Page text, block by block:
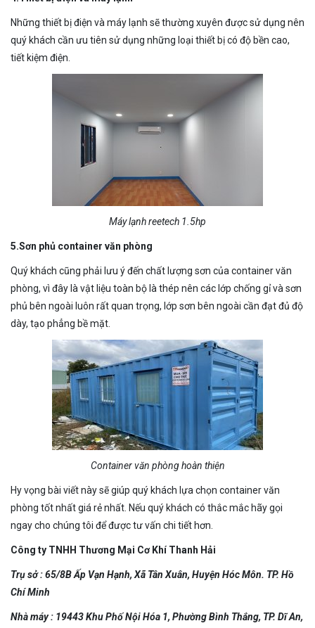
Những thiết bị điện và máy lạnh sẽ thường xuyên được sử dụng nên
quý khách cần ưu tiên sử dụng những loại thiết bị có độ bền cao,
tiết kiệm điện.
Máy lạnh reetech 1.5hp
5.Sơn phủ container văn phòng
Quý khách cũng phải lưu ý đến chất lượng sơn của container văn
phòng, vì đây là vật liệu toàn bộ là thép nên các lớp chống gỉ và sơn
phủ bên ngoài luôn rất quan trọng, lớp sơn bên ngoài cần đạt đủ độ
dày, tạo phẳng bề mặt.
Container văn phòng hoàn thiện
Hy vọng bài viết này sẽ giúp quý khách lựa chọn container văn
phòng tốt nhất giá rẻ nhất. Nếu quý khách có thắc mắc hãy gọi
ngay cho chúng tôi để được tư vấn chi tiết hơn.
Công ty TNHH Thương Mại Cơ Khí Thanh Hải
Trụ sở : 65/8B Ấp Vạn Hạnh, Xã Tân Xuân, Huyện Hóc Môn. TP. Hồ
Chí Minh
Nhà máy : 19443 Khu Phố Nội Hóa 1, Phường Bình Thắng, TP. Dĩ An,